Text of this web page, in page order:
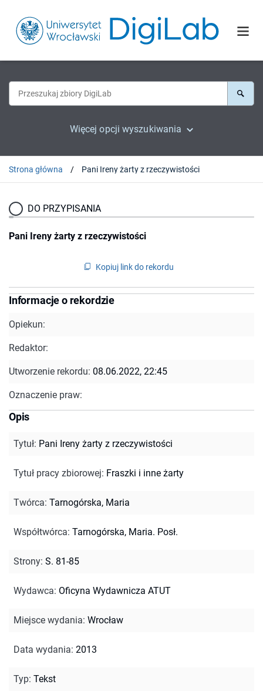
Więcej opcji wyszukiwania
Strona główna Pani Ireny żarty z rzeczywistości
DO PRZYPISANIA
Pani Ireny żarty z rzeczywistości
Kopiuj link do rekordu
Informacje o rekordzie
Opiekun:
Redaktor:
Utworzenie rekordu: 08.06.2022, 22:45
Oznaczenie praw:
Opis
Tytuł: Pani Ireny żarty z rzeczywistości
Tytuł pracy zbiorowej: Fraszki i inne żarty
Twórca: Tarnogórska, Maria
Współtwórca: Tarnogórska, Maria. Posł.
Strony: S. 81-85
Wydawca: Oficyna Wydawnicza ATUT
Miejsce wydania: Wrocław
Data wydania: 2013
Typ: Tekst